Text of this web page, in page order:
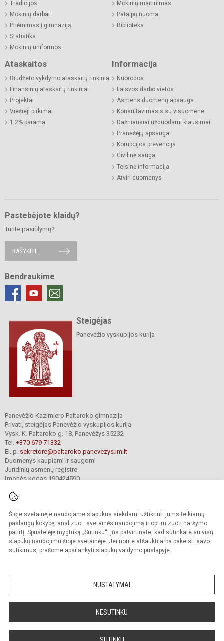
Šioje svetainėje naudojame slapukus siekdami užtikrinti jums teikiamų
paslaugų kokybę, analizuoti svetainės naudojimą ir optimizuoti naršymo
patirtį. Spustelėję mygtuką „Sutinku“, jūs patvirtinate, kad sutinkate su visų
slapukų naudojimu šioje svetainėje. Jei norite atšaukti arba pakeisti savo
sutikimus, prašome apsilankyti slapukų valdymo puslapyje.
NUSTATYMAI
NESUTINKU
Tradicijos
Mokinių darbai
Priėmimas į gimnaziją
Statistika
Mokinių uniformos
Mokinių maitinimas
Patalpų nuoma
Biblioteka
Ataskaitos
Biudžeto vykdymo ataskaitų rinkiniai
Finansinių ataskaitų rinkiniai
Projektai
Viešieji pirkimai
1,2% parama
Informacija
Nuorodos
Laisvos darbo vietos
Asmens duomenų apsauga
Konsultavimasis su visuomene
Dažniausiai užduodami klausimai
Pranešėjų apsauga
Korupcijos prevencija
Civilinė sauga
Teisinė informacija
Atviri duomenys
Pastebėjote klaidų?
Turite pasiūlymų?
RAŠYKITE
Bendraukime
Steigėjas
Panevėžio vyskupijos kurija
Panevėžio Kazimiero Paltaroko gimnazija
Privati, steigėjas Panevėžio vyskupijos kurija
Vysk. K. Paltaroko g. 18, Panevėžys 35232
Tel. +370 679 71332
El. p. sekretore@paltaroko.panevezys.lm.lt
Duomenys kaupiami ir saugomi
Juridinių asmenų registre
Įmonės kodas 190424590
© 2023. Panevėžio Kazimiero Paltaroko gimnazija. Visos teisės saugomos.
Kopijuoti turinį be raštiško įstaigos administracijos sutikimo griežtai draudžiama.
Versija neįgaliesiems Slapukų valdymas
Sumanus būdas atnaujinti